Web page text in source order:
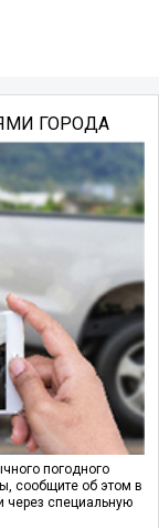
ГОРОДА
погодного
сообщите об этом в
через специальную